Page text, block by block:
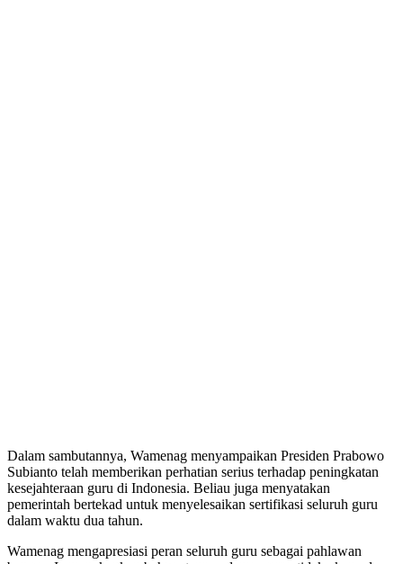
Dalam sambutannya, Wamenag menyampaikan Presiden Prabowo
Subianto telah memberikan perhatian serius terhadap peningkatan
kesejahteraan guru di Indonesia. Beliau juga menyatakan
pemerintah bertekad untuk menyelesaikan sertifikasi seluruh guru
dalam waktu dua tahun.
Wamenag mengapresiasi peran seluruh guru sebagai pahlawan